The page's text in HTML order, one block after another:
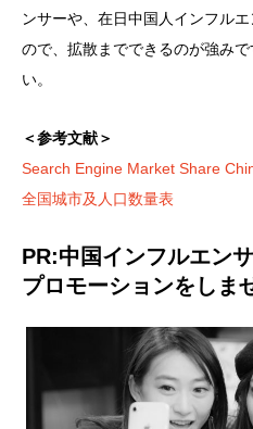
ンサーや、在日中国人インフル
ので、拡散までできるのが強み
い。
＜参考文献＞
Search Engine Market Share
全国城市及人口数量表
PR:中国インフルエン
プロモーションをしま